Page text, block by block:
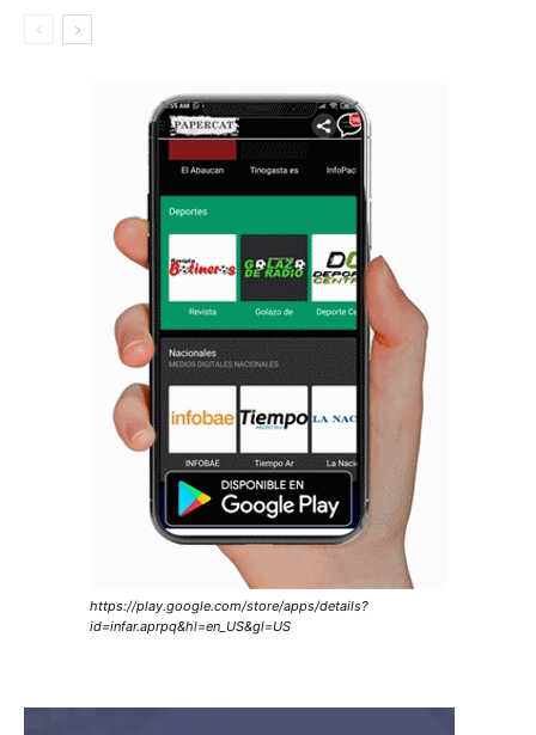
https://play.google.com/store/apps/details?
id=infar.aprpq&hl=en_US&gl=US